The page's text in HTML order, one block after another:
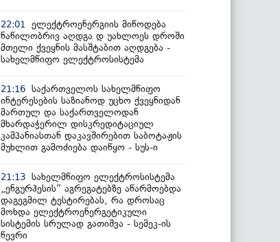
22:01
ელექტროენერგიის მიწოდება
ნაწილობრივ აღდგა დ უახლოეს დროში
მთელი ქვეყნის მასშტაბით აღდგება -
სახელმწიფო ელექტროსისტემა
21:16 საქართველოს სახელმწიფო
ინტერესების საზიანოდ უცხო ქვეყნიდან
მართულ და საქართველოდან
მხარდაჭერილ დისკრედიტაციულ
კამპანიასთან დაკავშირებით საბოტაჟის
მუხლით გამოძიება დაიწყო - სუს-ი
21:13 სახელმწიფო ელექტროსისტემა
„ენგურჰესის“ აგრეგატებზე აწარმოებდა
დაგეგმილ ტესტირებას, რა დროსაც
მოხდა ელექტროენერგეტიკული
სისტემის სრულად გათიშვა - სემეკ-ის
წევრი